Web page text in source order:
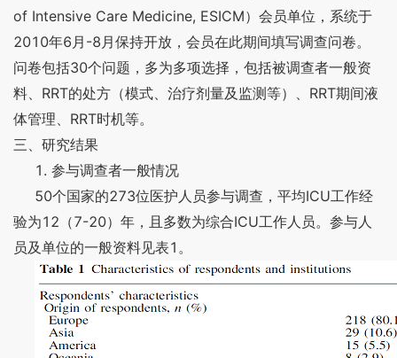
of Intensive Care Medicine, ESICM）会员单位，系统于
2010年6 月 -8 月保持开放，会员在此期间填写调查问卷。
问卷包括30个问题，多为多项选择，包括被调查者一般资
料、 RRT的处方（模式、治疗剂量及监测等）、 RRT期间液
体管理、 RRT时机等。
三、研究结果
1. 参与调查者一般情况
50个国家的273位医护人员参与调查，平均ICU工作经
验为12 （7-20）年，且多数为综合ICU工作人员。参与人
员及单位的一般资料见表1 。